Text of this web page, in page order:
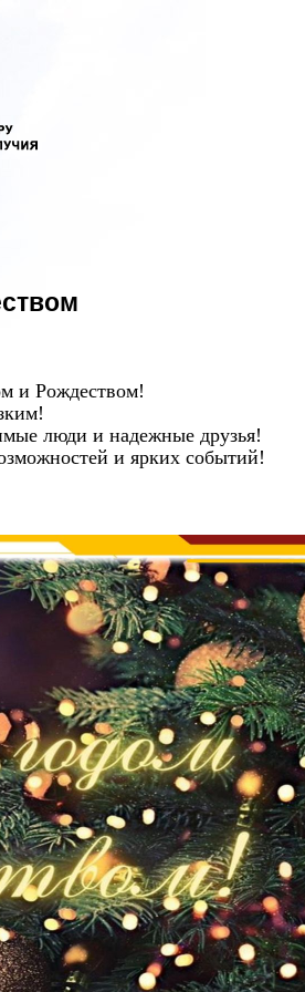
и Рождеством!
люди и надежные друзья!
и ярких событий!